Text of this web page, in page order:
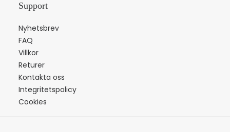
Support
Nyhetsbrev
FAQ
Villkor
Returer
Kontakta oss
Integritetspolicy
Cookies